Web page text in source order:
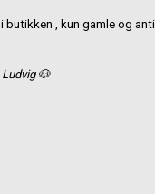
i butikken , kun gamle og
Ludvig 🐶